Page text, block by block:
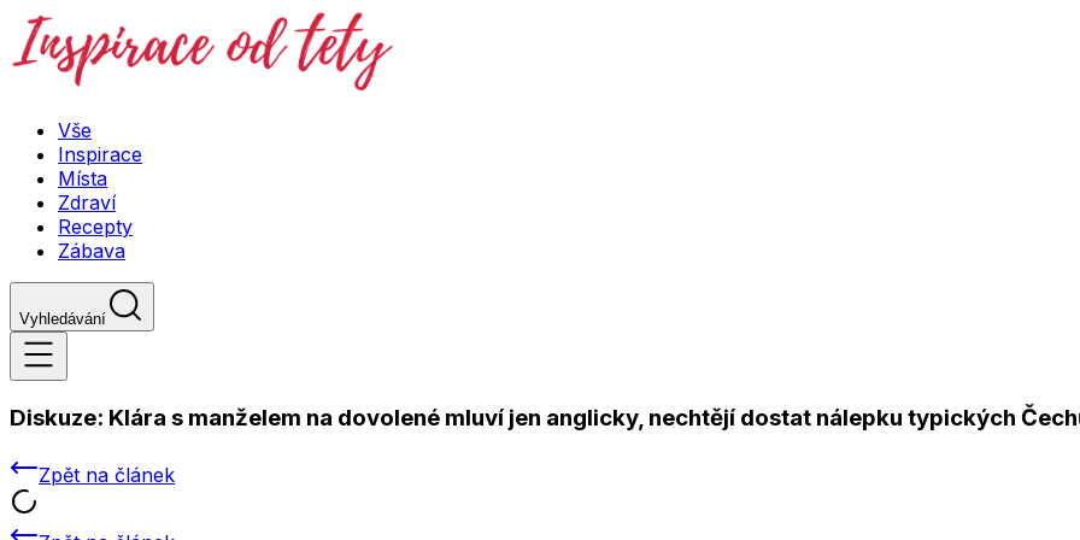
Vše
Inspirace
Místa
Zdraví
Recepty
Zábava
Vyhledávání
Diskuze: Klára s manželem na dovolené mluví jen anglicky, nechtějí dostat nálepku typických
Zpět na článek